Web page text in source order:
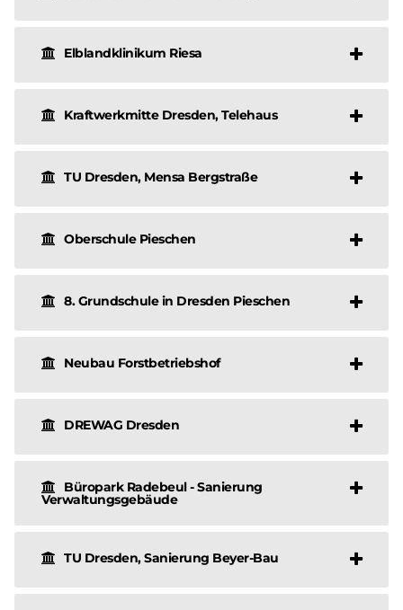
Elblandklinikum Riesa
Kraftwerkmitte Dresden, Telehaus
TU Dresden, Mensa Bergstraße
Oberschule Pieschen
8. Grundschule in Dresden Pieschen
Neubau Forstbetriebshof
DREWAG Dresden
Büropark Radebeul - Sanierung
Verwaltungsgebäude
TU Dresden, Sanierung Beyer-Bau